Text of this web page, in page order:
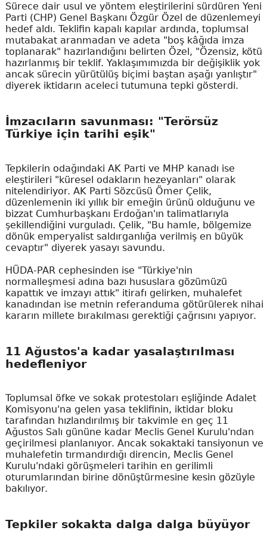
Sürece dair usul ve yöntem eleştirilerini sürdüren Yeni
Parti (CHP) Genel Başkanı Özgür Özel de düzenlemeyi
hedef aldı. Teklifin kapalı kapılar ardında, toplumsal
mutabakat aranmadan ve adeta "boş kâğıda imza
toplanarak" hazırlandığını belirten Özel, "Özensiz, kötü
hazırlanmış bir teklif. Yaklaşımımızda bir değişiklik yok
ancak sürecin yürütülüş biçimi baştan aşağı yanlıştır"
diyerek iktidarın aceleci tutumuna tepki gösterdi.
İmzacıların savunması: "Terörsüz
Türkiye için tarihi eşik"
Tepkilerin odağındaki AK Parti ve MHP kanadı ise
eleştirileri "küresel odakların hezeyanları" olarak
nitelendiriyor. AK Parti Sözcüsü Ömer Çelik,
düzenlemenin iki yıllık bir emeğin ürünü olduğunu ve
bizzat Cumhurbaşkanı Erdoğan'ın talimatlarıyla
şekillendiğini vurguladı. Çelik, "Bu hamle, bölgemize
dönük emperyalist saldırganlığa verilmiş en büyük
cevaptır" diyerek yasayı savundu.
HÜDA-PAR cephesinden ise "Türkiye'nin
normalleşmesi adına bazı hususlara gözümüzü
kapattık ve imzayı attık" itirafı gelirken, muhalefet
kanadından ise metnin referanduma götürülerek nihai
kararın millete bırakılması gerektiği çağrısını yapıyor.
11 Ağustos'a kadar yasalaştırılması
hedefleniyor
Toplumsal öfke ve sokak protestoları eşliğinde Adalet
Komisyonu'na gelen yasa teklifinin, iktidar bloku
tarafından hızlandırılmış bir takvimle en geç 11
Ağustos Salı gününe kadar Meclis Genel Kurulu'ndan
geçirilmesi planlanıyor. Ancak sokaktaki tansiyonun ve
muhalefetin tırmandırdığı direncin, Meclis Genel
Kurulu'ndaki görüşmeleri tarihin en gerilimli
oturumlarından birine dönüştürmesine kesin gözüyle
bakılıyor.
Tepkiler sokakta dalga dalga büyüyor